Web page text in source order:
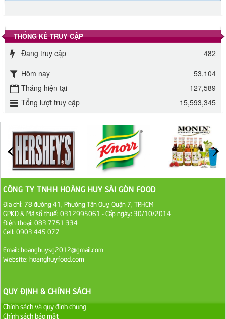
Đường phèn Long An bao 10kg
Đường mía thiên nhiên Biên Hòa gói 1kg
27.000 VND
Đường cát trắng An Khê bao 50kg
1.100.000 VND
36.000 VND
THỐNG KÊ TRUY CẬP
Đang truy cập
482
Hôm nay
53,104
Tháng hiện tại
127,589
Tổng lượt truy cập
15,593,345
CÔNG TY TNHH HOÀNG HUY SÀI GÒN FOOD
Địa chỉ: 78 đường 41, Phường Tân Quy, Quận 7, TP.HCM
GPKD & Mã số thuế: 0312995061 - Cấp ngày: 30/10/2014
Điện thoại: 083 7751 334
Cell: 0903 445 077
Email: hoanghuysg2012@gmail.com
Website: hoanghuyfood.com
QUY ĐỊNH & CHÍNH SÁCH
Chính sách và quy định chung
Chính sách bảo mật